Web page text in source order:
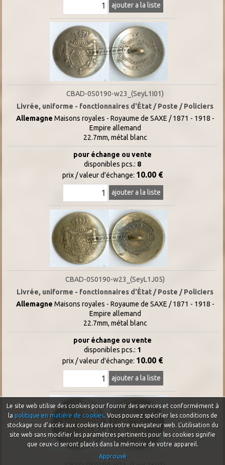
ajouter a la liste
CBAD-0S0190-w23_(SeyL1I01)
Livrée, uniforme - fonctionnaires d'État / Poste / Policiers
Allemagne Maisons royales - Royaume de SAXE / 1871 - 1918 -
Empire allemand
22.7mm, métal blanc
pour échange ou vente
disponibles pcs.: 8
prix / valeur d'échange: 10.00 €
ajouter a la liste
CBAD-0S0190-w23_(SeyL1J05)
Livrée, uniforme - fonctionnaires d'État / Poste / Policiers
Allemagne Maisons royales - Royaume de SAXE / 1871 - 1918 -
Empire allemand
22.7mm, métal blanc
pour échange ou vente
disponibles pcs.: 1
prix / valeur d'échange: 10.00 €
ajouter a la liste
Le site web utilise des cookies pour fournir des services et conformément à
la politique en matière de cookies. Vous pouvez spécifier les conditions de
stockage ou d'accès aux cookies dans votre navigateur web. L'utilisation du
site web sans modifier les paramètres pertinents pour les cookies signifie
que ceux-ci seront placés dans la mémoire de votre appareil.
Approuvé